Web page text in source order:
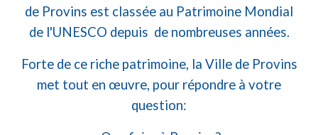
de Provins est classée au Patrimoine Mondial
de l'UNESCO depuis de nombreuses années.
Forte de ce riche patrimoine, la Ville de Provins
met tout en œuvre, pour répondre à votre
question: